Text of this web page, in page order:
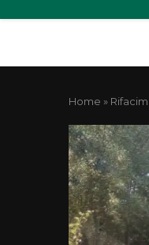
Home »